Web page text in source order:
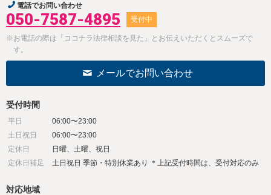
電話でお問い合わせ
050-7587-4895 受付中
※お電話の際は「ココナラ法律相談を見た」とお伝えいただくとスムーズで
す。
メールでお問い合わせ
受付時間
平日
06:00〜23:00
土日祝日
06:00〜23:00
定休日
日曜、土曜、祝日
定休日補足
土日祝日 季節・特別休業あり ＊上記受付時間は、受付対応のみ
対応地域